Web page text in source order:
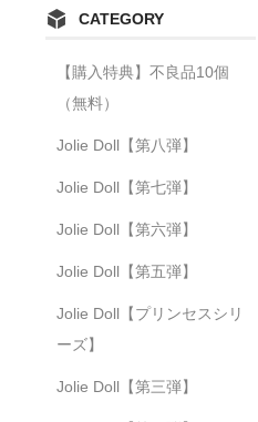
CATEGORY
【購入特典】不良品10個
（無料）
Jolie Doll【第八弾】
Jolie Doll【第七弾】
Jolie Doll【第六弾】
Jolie Doll【第五弾】
Jolie Doll【プリンセスシリ
ーズ】
Jolie Doll【第三弾】